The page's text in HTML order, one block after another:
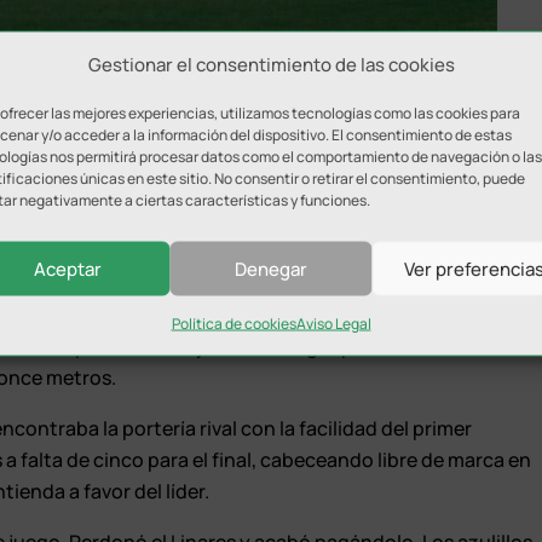
Gestionar el consentimiento de las cookies
las mejores experiencias, utilizamos tecnologías como las cookies para
y/o acceder a la información del dispositivo. El consentimiento de estas
nos permitirá procesar datos como el comportamiento de navegación o las
únicas en este sitio. No consentir o retirar el consentimiento, puede
negativamente a ciertas características y funciones.
Aceptar Denegar Ver
Política de cookiesAviso Legal
Linares Deportivo.
periodo llegó en un remate de cabeza de De Miguel
en una gran intervención.
un Castellón que redujo el empuje local y que pudo
de penalti el conjunto albinegro pero Samu Casado
metros.
la portería rival con la facilidad del primer
falta de cinco para el final, cabeceando libre de marca en
a favor del líder.